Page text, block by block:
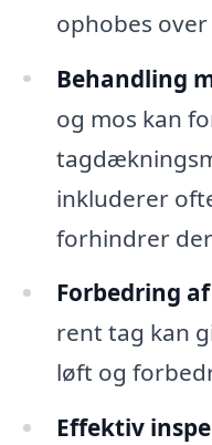
ophobes
Behandling
og mos kan
inkluderer
forhindrer
Forbedring
rent tag kan
løft og
Effektiv